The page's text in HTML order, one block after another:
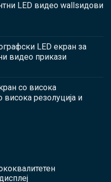
LED видео wallsидови
LED екран за
видео прикази
со висока
висока резолуција и